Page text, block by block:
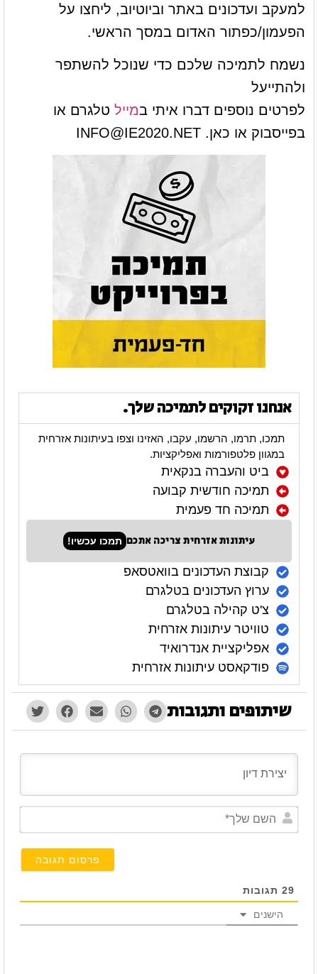
למעקב ועדכונים באתר וביוטיוב, ליחצו על
הפעמון/כפתור האדום במסך הראשי.
נשמח לתמיכה שלכם כדי שנוכל להשתפר
ולהתייעל
לפרטים נוספים דברו איתי במייל טלגרם או
בפייסבוק או כאן. INFO@IE2020.NET
אנחנו זקוקים לתמיכה שלך.
תמכו, תרמו, הרשמו, עקבו, האזינו וצפו בעיתונות אזרחית
במגוון פלטפורמות ואפליקציות.
ביט והעברה בנקאית
תמיכה חודשית קבועה
תמיכה חד פעמית
עיתונות אזרחית צריכה אתכם תמכו עכשיו!
קבוצת העדכונים בוואטסאפ
ערוץ העדכונים בטלגרם
צ'ט קהילה בטלגרם
טוויטר עיתונות אזרחית
אפליקציית אנדרואיד
פודקאסט עיתונות אזרחית
שיתופים ותגובות
29 תגובות
הישנים